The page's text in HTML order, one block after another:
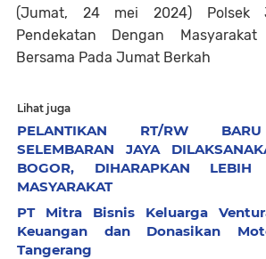
(Jumat, 24 mei 2024) Polsek
Pendekatan Dengan
Bersama Pada Jumat Berkah
Lihat juga
PELANTIKAN RT/RW
SELEMBARAN JAYA
BOGOR, DIHARAPKAN
MASYARAKAT
​PT Mitra Bisnis Keluarga
Keuangan dan Donasikan
Tangerang